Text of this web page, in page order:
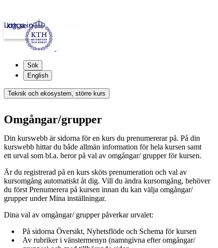
kth.se
Logga in
Sök
English
Teknik och ekosystem, större kurs
Omgångar/grupper
Din kurswebb är sidorna för en kurs du prenumererar på. På din
kurswebb hittar du både allmän information för hela kursen samt
ett urval som bl.a. beror på val av omgångar/ grupper för kursen.
Är du registrerad på en kurs sköts prenumeration och val av
kursomgång automatiskt åt dig. Vill du ändra kursomgång, behöver
du först Prenumerera på kursen innan du kan välja omgångar/
grupper under Mina inställningar.
Dina val av omgångar/ grupper påverkar urvalet:
På sidorna Översikt, Nyhetsflöde och Schema för kursen
Av rubriker i vänstermenyn (namngivna efter omgångar/